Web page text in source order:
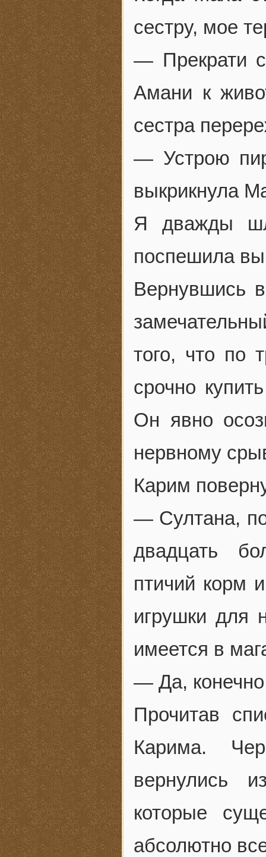
сестру, мое
— Прекрати
Амани к
сестра
— Устрою
выкрикнула
Я дважды
поспешила
Вернувшись
того, что по
срочно
Он явно
нервному
Карим
— Султана,
двадцать
птичий корм
игрушки для
имеется в
— Да,
Прочитав
Карима.
вернулись
которые
абсолютно